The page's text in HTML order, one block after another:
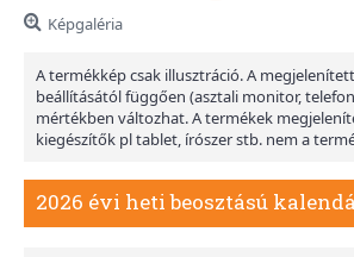
Képgaléria
A termékkép csak illusztráció. A
beállításától függően (asztali monitor,
mértékben változhat. A termékek
kiegészítők pl tablet, írószer stb. nem a